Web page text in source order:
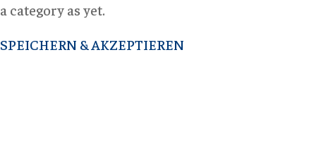
a category as yet.
SPEICHERN & AKZEPTIEREN